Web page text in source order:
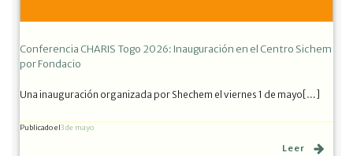
Conferencia CHARIS Togo 2026: Inauguración en el Centro Sichem
por Fondacio
Una inauguración organizada por Shechem el viernes 1 de mayo[…]
Publicado el3 de mayo
Leer